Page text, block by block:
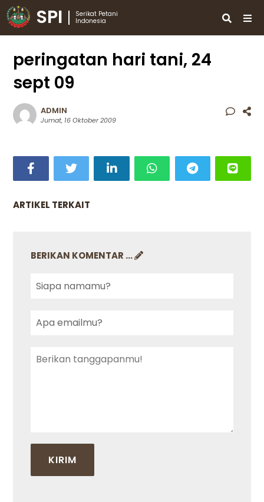
SPI
Serikat Petani
Indonesia
peringatan hari tani, 24
sept 09
ADMIN
Jumat, 16 Oktober 2009
ARTIKEL TERKAIT
BERIKAN KOMENTAR ...